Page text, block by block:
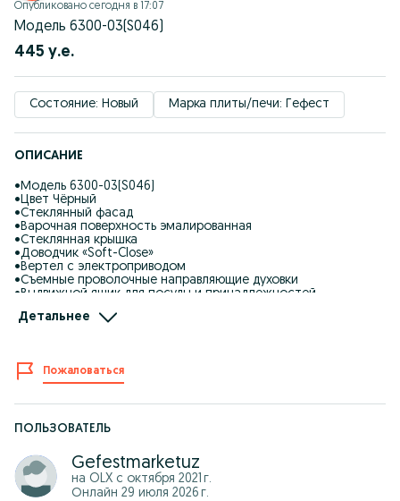
Опубликовано сегодня в 17:07
Модель 6300-03(S046)
445 у.е.
Состояние: Новый Марка плиты/печи: Гефест
ОПИСАНИЕ
•Модель 6300-03(S046)
•Цвет Чёрный
•Стеклянный фасад
•Варочная поверхность эмалированная
•Стеклянная крышка
•Доводчик «Soft-Close»
•Вертел с электроприводом
•Съемные проволочные направляющие духовки
•Выдвижной ящик для посуды и принадлежностей
•Газ-контроль горелок стола
•Чугунные решетки горелок стола
•Гриль
•Электророзжиг горелок, встроенный в ручки
•Регулировочные ножки
•Подсветка духовки одинарная
•Габаритные размеры ШхГхВ, см 60х60х85
Детальнее
Пожаловаться
ПОЛЬЗОВАТЕЛЬ
Gefestmarketuz
на OLX с октября 2021 г.
Онлайн 29 июля 2026 г.